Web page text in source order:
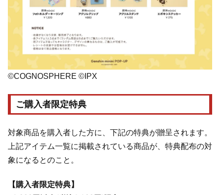
©COGNOSPHERE ©IPX
ご購入者限定特典
対象商品を購入者した方に、下記の特典が贈呈されます。
上記アイテム一覧に掲載されている商品が、特典配布の対
象になるとのこと。
【購入者限定特典】